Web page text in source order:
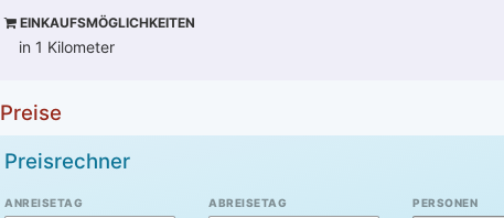
EINKAUFSMÖGLICHKEITEN
in 1 Kilometer
Preise
Preisrechner
ANREISETAG ABREISETAG PERSONEN